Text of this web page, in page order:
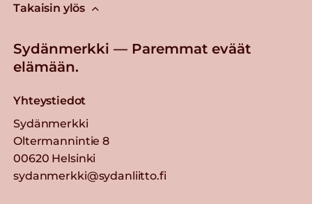
Takaisin ylös
Sydänmerkki — Paremmat eväät
elämään.
Yhteystiedot
Sydänmerkki
Oltermannintie 8
00620 Helsinki
sydanmerkki@sydanliitto.fi